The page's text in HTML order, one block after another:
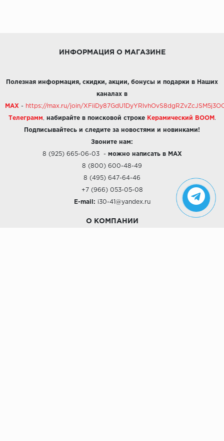
ИНФОРМАЦИЯ О МАГАЗИНЕ
Полезная информация, скидки, акции, бонусы и подарки в Наших
каналах в
MAX - https://max.ru/join/
Телеграмм набирайте в поисковой строке Керамический BOOM .
Подписывайтесь и следите за новостями и новинками!
Звоните нам:
8 (925) 665-06-03- можно написать в MAX
8 (800) 600-48-49
8 (495) 647-64-46
+7 (966) 053-05-08
E-mail: i30-41@yandex.ru
О КОМПАНИИ